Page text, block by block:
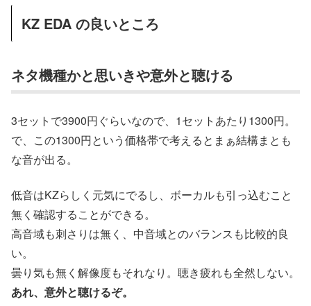
KZ EDA の良いところ
ネタ機種かと思いきや意外と聴ける
3セットで3900円ぐらいなので、1セットあたり1300円。
で、この1300円という価格帯で考えるとまぁ結構まとも
な音が出る。
低音はKZらしく元気にでるし、ボーカルも引っ込むこと
無く確認することができる。
高音域も刺さりは無く、中音域とのバランスも比較的良
い。
曇り気も無く解像度もそれなり。聴き疲れも全然しない。
あれ、意外と聴けるぞ。